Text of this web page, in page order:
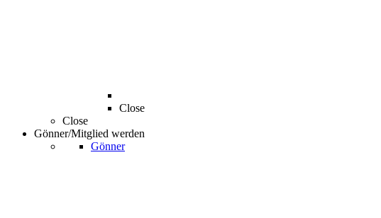
Close
Close
Gönner/Mitglied werden
Gönner